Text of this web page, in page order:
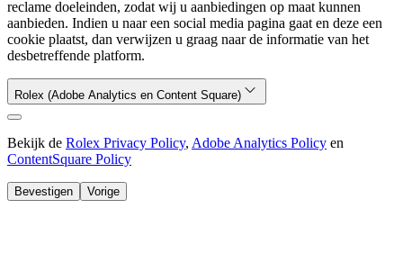
reclame doeleinden, zodat wij u aanbiedingen op maat kunnen
aanbieden. Indien u naar een social media pagina gaat en deze een
cookie plaatst, dan verwijzen u graag naar de informatie van het
desbetreffende platform.
Rolex (Adobe Analytics en Content Square)
Bekijk de Rolex Privacy Policy, Adobe Analytics Policy en
ContentSquare Policy
Bevestigen Vorige